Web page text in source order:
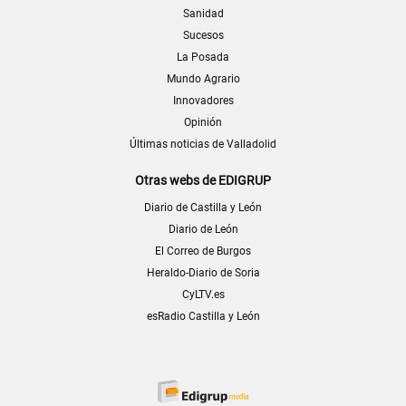
Sanidad
Sucesos
La Posada
Mundo Agrario
Innovadores
Opinión
Últimas noticias de Valladolid
Otras webs de EDIGRUP
Diario de Castilla y León
Diario de León
El Correo de Burgos
Heraldo-Diario de Soria
CyLTV.es
esRadio Castilla y León